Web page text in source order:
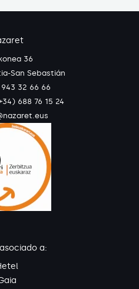
36
San Sebastián
32 66 66
688 76 15 24
a: